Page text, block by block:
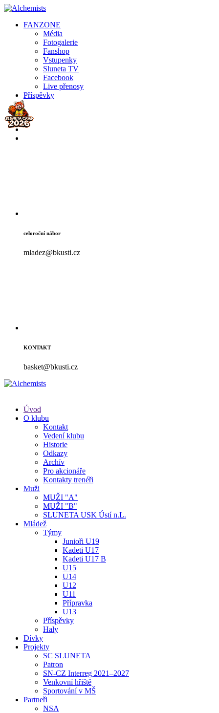
FANZONE
Média
Fotogalerie
Fanshop
Vstupenky
Sluneta TV
Facebook
Live přenosy
Příspěvky
celoroční nábor
mladez@bkusti.cz
KONTAKT
basket@bkusti.cz
Úvod
O klubu
Kontakt
Vedení klubu
Historie
Odkazy
Archív
Pro akcionáře
Kontakty trenéři
Muži
MUŽI "A"
MUŽI "B"
SLUNETA USK Ústí n.L.
Mládež
Týmy
Junioři U19
Kadeti U17
Kadeti U17 B
U15
U14
U12
U11
Přípravka
U13
Příspěvky
Haly
Dívky
Projekty
SC SLUNETA
Patron
SN-CZ Interreg 2021–2027
Venkovní hřiště
Sportování v MŠ
Partneři
NSA